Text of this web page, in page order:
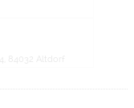
84032 Altdorf